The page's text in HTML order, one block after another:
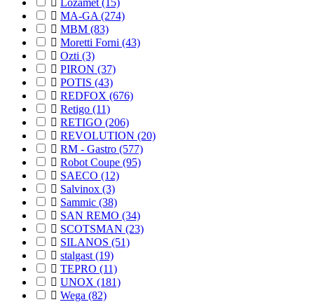
 MA-GA (274)
 MBM (83)
 Moretti Forni (43)
 Ozti (3)
 PIRON (37)
 POTIS (43)
 REDFOX (676)
 Retigo (11)
 RETIGO (206)
 REVOLUTION (20)
 RM - Gastro (577)
 Robot Coupe (95)
 SAECO (12)
 Salvinox (3)
 Sammic (38)
 SAN REMO (34)
 SCOTSMAN (23)
 SILANOS (51)
 stalgast (19)
 TEPRO (11)
 UNOX (181)
 Wega (82)